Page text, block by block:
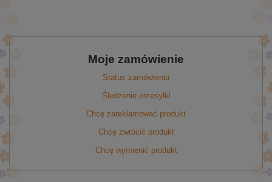
Moje zamówienie
Status zamówienia
Śledzenie przesyłki
Chcę zareklamować produkt
Chcę zwrócić produkt
Chcę wymienić produkt